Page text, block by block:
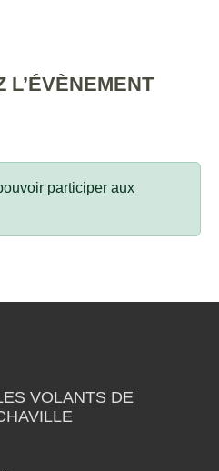
L’ÉVÈNEMENT
participer aux
VOLANTS DE